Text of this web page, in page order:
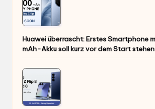
Huawei überrascht: Erstes Smartphone
mAh-Akku soll kurz vor dem Start stehen